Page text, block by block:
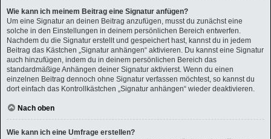
Wie kann ich meinem Beitrag eine Signatur anfügen?
Um eine Signatur an deinen Beitrag anzufügen, musst du zunächst eine
solche in den Einstellungen in deinem persönlichen Bereich entwerfen.
Nachdem du die Signatur erstellt und gespeichert hast, kannst du in jedem
Beitrag das Kästchen „Signatur anhängen“ aktivieren. Du kannst eine Signatur
auch hinzufügen, indem du in deinem persönlichen Bereich das
standardmäßige Anhängen deiner Signatur aktivierst. Wenn du einen
einzelnen Beitrag dennoch ohne Signatur verfassen möchtest, so kannst du
dort einfach das Kontrollkästchen „Signatur anhängen“ wieder deaktivieren.
Nach oben
Wie kann ich eine Umfrage erstellen?